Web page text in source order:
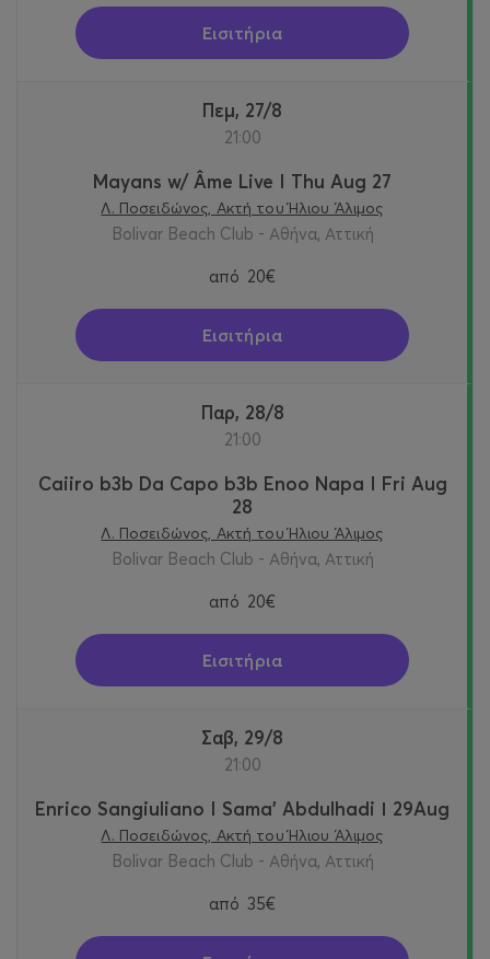
Εισιτήρια
Πεμ, 27/8
21:00
Mayans w/ Âme Live I Thu Aug 27
Λ. Ποσειδώνος, Ακτή του Ήλιου Άλιμος
Bolivar Beach Club - Αθήνα, Αττική
από 20€
Εισιτήρια
Παρ, 28/8
21:00
Caiiro b3b Da Capo b3b Enoo Napa I Fri Aug
28
Λ. Ποσειδώνος, Ακτή του Ήλιου Άλιμος
Bolivar Beach Club - Αθήνα, Αττική
από 20€
Εισιτήρια
Σαβ, 29/8
21:00
Enrico Sangiuliano I Sama' Abdulhadi Ι 29Aug
Λ. Ποσειδώνος, Ακτή του Ήλιου Άλιμος
Bolivar Beach Club - Αθήνα, Αττική
από 35€